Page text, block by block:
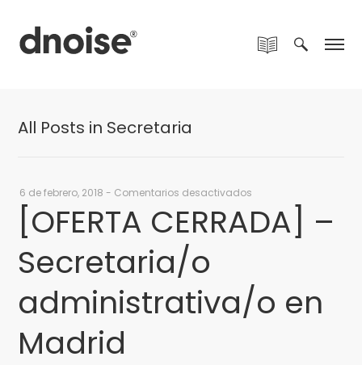
All Posts in Secretaria
6 de febrero, 2018 - Comentarios desactivados
[OFERTA
CERRADA]
administrativa/o
en
[OFERTA CERRADA] –
Secretaria/o
administrativa/o en
Madrid